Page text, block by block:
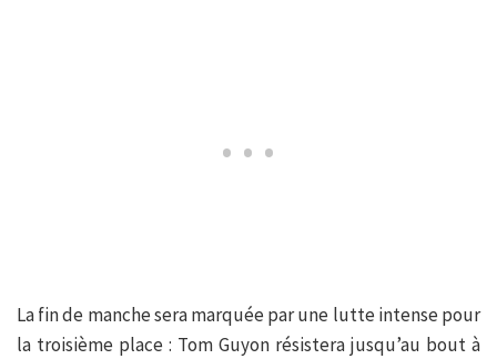
La fin de manche sera marquée par une lutte intense pour
la troisième place : Tom Guyon résistera jusqu’au bout à